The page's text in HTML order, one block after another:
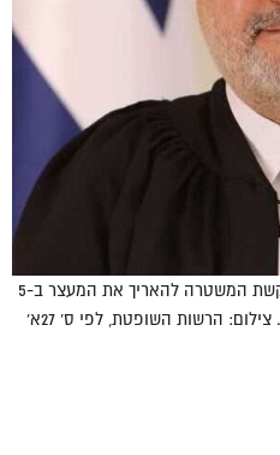
השופט בוריס שרמן, לא קיבל את בקשת המשטרה להאריך את המעצר ב-5
ימים ושיחרר את החשוד למעצר בית. צילום: הרשות השופטת, לפי ס' 27א'